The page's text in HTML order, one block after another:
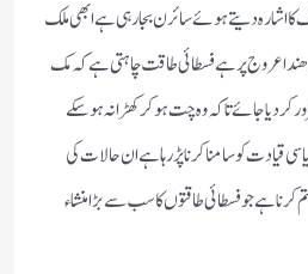
اشارہ دیتے ہوئے سائرن بجارہی ہے ابھی ملک
عروج پر ہے فسطائی طاقت چاہتی ہے کہ مک
کردیا جائے تاکہ وہ چت ہوکر کھڑا نہ ہوسکے
کو سامنا کرنا پڑ رہا ہے ان حالات کی
کرنا ہے جو فسطائی طاقتوں کا سب سے بڑا منشاء